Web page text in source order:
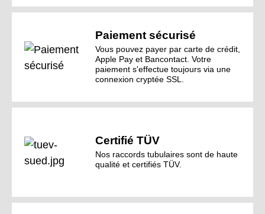
Paiement sécurisé
Vous pouvez payer par carte de crédit,
Apple Pay et Bancontact. Votre
paiement s'effectue toujours via une
connexion cryptée SSL.
Certifié TÜV
Nos raccords tubulaires sont de haute
qualité et certifiés TÜV.